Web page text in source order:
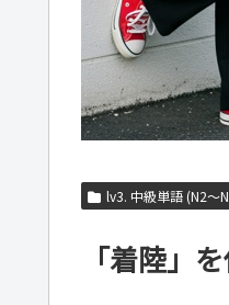
lv3. 中級単語 (N2～
「着陸」